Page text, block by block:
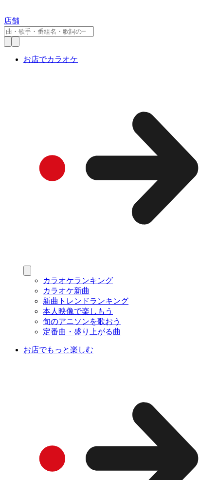
店舗
お店でカラオケ
カラオケランキング
カラオケ新曲
新曲トレンドランキング
本人映像で楽しもう
旬のアニソンを歌おう
定番曲・盛り上がる曲
お店でもっと楽しむ